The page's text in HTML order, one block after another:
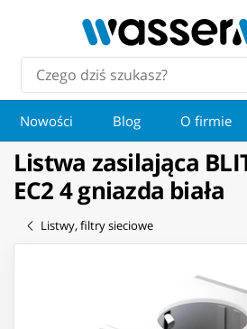
Nowości Blog O firmie
Listwa zasilająca
EC2 4 gniazda biała
Listwy, filtry sieciowe